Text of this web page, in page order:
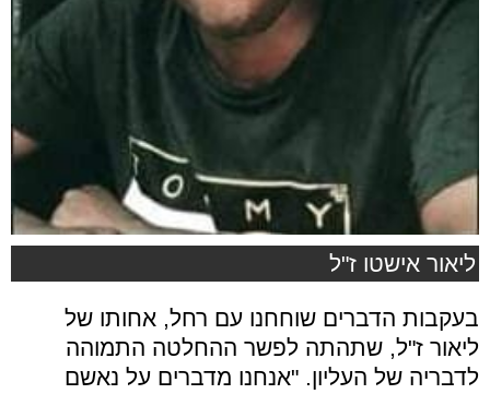
ליאור אישטו ז"ל
בעקבות הדברים שוחחנו עם רחל, אחותו של
ליאור ז"ל, שתהתה לפשר ההחלטה התמוהה
לדבריה של העליון. "אנחנו מדברים על נאשם